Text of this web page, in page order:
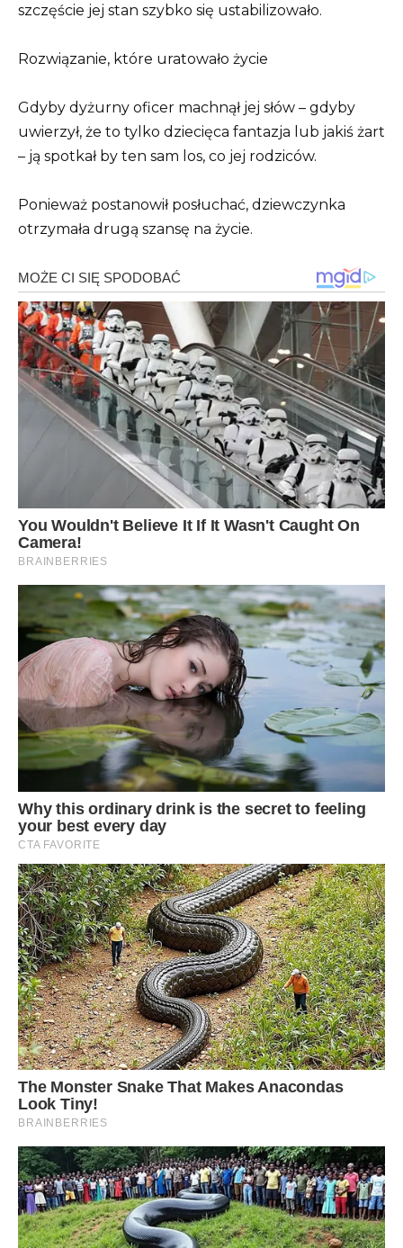
szczęście jej stan szybko się ustabilizowało.
Rozwiązanie, które uratowało życie
Gdyby dyżurny oficer machnął jej słów – gdyby
uwierzył, że to tylko dziecięca fantazja lub jakiś żart
– ją spotkał by ten sam los, co jej rodziców.
Ponieważ postanowił posłuchać, dziewczynka
otrzymała drugą szansę na życie.